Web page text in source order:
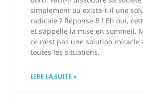
simplement ou existe-t-il une
radicale ? Réponse B ! Eh oui,
et s’appelle la mise en sommeil.
ce n’est pas une solution miracle
toutes les situations.
LIRE LA SUITE »